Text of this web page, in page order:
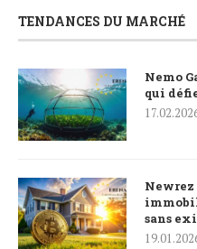
TENDANCES DU MARCHÉ
Nemo
qui
Newrez
sans